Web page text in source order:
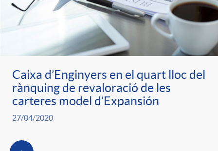
Caixa d’Enginyers en el quart lloc del
rànquing de revaloració de les
carteres model d’Expansión
27/04/2020